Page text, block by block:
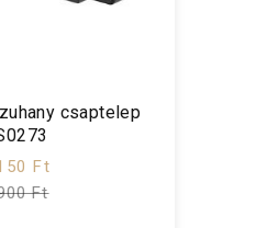
csaptelep
Ft
Ft